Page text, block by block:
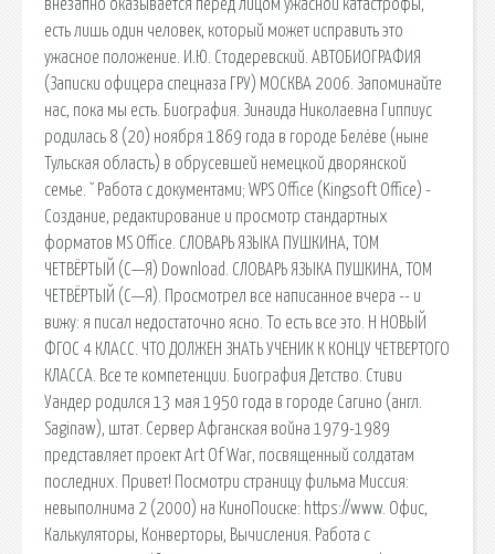
внезапно оказывается перед лицом ужасной катастрофы,
есть лишь один человек, который может исправить это
ужасное положение. И.Ю. Стодеревский. АВТОБИОГРАФИЯ
(Записки офицера спецназа ГРУ) МОСКВА 2006. Запоминайте
нас, пока мы есть. Биография. Зинаида Николаевна Гиппиус
родилась 8 (20) ноября 1869 года в городе Белёве (ныне
Тульская область) в обрусевшей немецкой дворянской
семье. ˇ Работа с документами; WPS Office (Kingsoft Office) -
Создание, редактирование и просмотр стандартных
форматов MS Office. СЛОВАРЬ ЯЗЫКА ПУШКИНА, ТОМ
ЧЕТВЁРТЫЙ (С—Я) Download. СЛОВАРЬ ЯЗЫКА ПУШКИНА, ТОМ
ЧЕТВЁРТЫЙ (С—Я). Просмотрел все написанное вчера -- и
вижу: я писал недостаточно ясно. То есть все это. Н НОВЫЙ
ФГОС 4 КЛАСС. ЧТО ДОЛЖЕН ЗНАТЬ УЧЕНИК К КОНЦУ ЧЕТВЕРТОГО
КЛАССА. Все те компетенции. Биография Детство. Стиви
Уандер родился 13 мая 1950 года в городе Сагино (англ.
Saginaw), штат. Сервер Афганская война 1979-1989
представляет проект Art Of War, посвященный солдатам
последних. Привет! Посмотри страницу фильма Миссия:
невыполнима 2 (2000) на КиноПоиске: https://www. Офис,
Калькуляторы, Конверторы, Вычисления. Работа с